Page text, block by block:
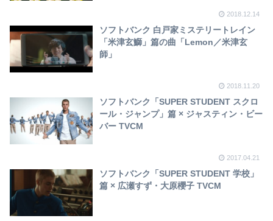
2018.12.14
ソフトバンク 白戸家ミステリートレイン
「​米津玄鰤」篇の曲「Lemon／米津玄
師」
2018.11.20
ソフトバンク「SUPER STUDENT スクロ
ール・ジャンプ」篇 × ジャスティン・ビー
バー TVCM
2017.04.21
ソフトバンク「SUPER STUDENT 学校」
篇 × 広瀬すず・大原櫻子 TVCM